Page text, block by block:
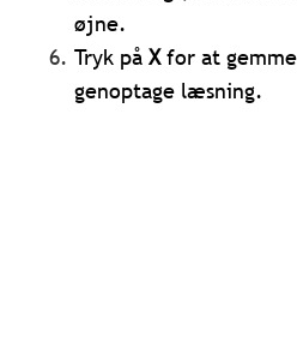
øjne.
Tryk påXfor at
genoptage læsning.